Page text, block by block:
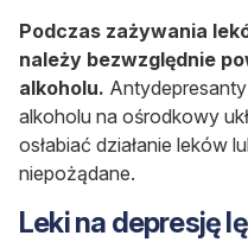
Podczas zażywania
należy bezwzględnie
alkoholu.
alkoholu na ośrodkowy
osłabiać działanie leków
niepożądane.
Leki na depresję